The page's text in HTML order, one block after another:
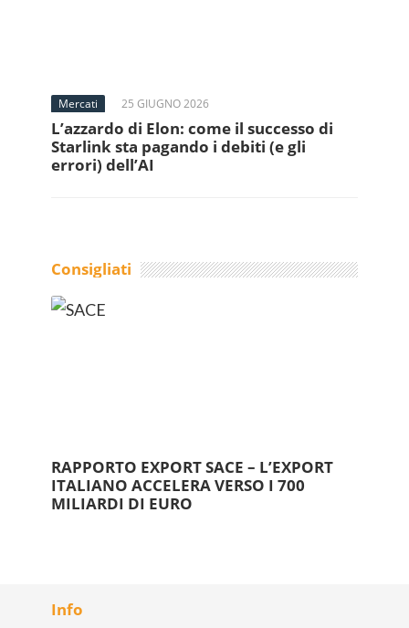
Mercati 25 GIUGNO 2026
L’azzardo di Elon: come il successo di
Starlink sta pagando i debiti (e gli
errori) dell’AI
Consigliati
RAPPORTO EXPORT SACE – L’EXPORT
ITALIANO ACCELERA VERSO I 700
MILIARDI DI EURO
Info